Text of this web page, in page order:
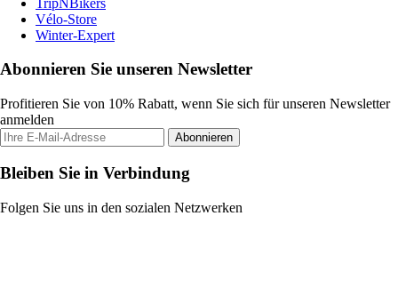
Vélo-Store
Winter-Expert
Abonnieren Sie unseren Newsletter
Profitieren Sie von 10% Rabatt, wenn Sie sich für unseren Newsletter
anmelden
Abonnieren
Bleiben Sie in Verbindung
Folgen Sie uns in den sozialen Netzwerken